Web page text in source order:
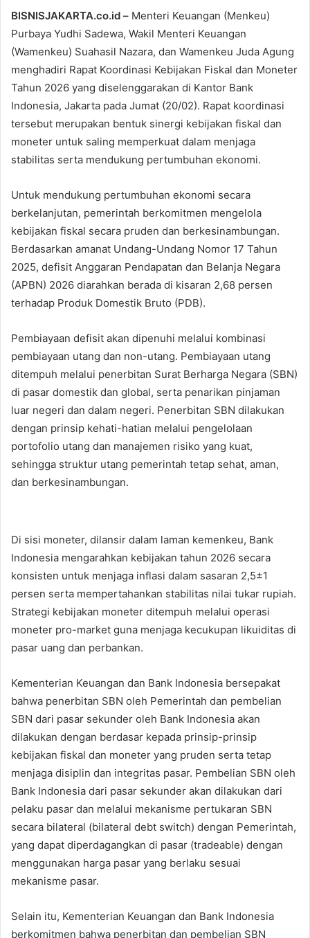
BISNISJAKARTA.co.id – Menteri Keuangan (Menkeu)
Purbaya Yudhi Sadewa, Wakil Menteri Keuangan
(Wamenkeu) Suahasil Nazara, dan Wamenkeu Juda Agung
menghadiri Rapat Koordinasi Kebijakan Fiskal dan Moneter
Tahun 2026 yang diselenggarakan di Kantor Bank
Indonesia, Jakarta pada Jumat (20/02). Rapat koordinasi
tersebut merupakan bentuk sinergi kebijakan fiskal dan
moneter untuk saling memperkuat dalam menjaga
stabilitas serta mendukung pertumbuhan ekonomi.
Untuk mendukung pertumbuhan ekonomi secara
berkelanjutan, pemerintah berkomitmen mengelola
kebijakan fiskal secara pruden dan berkesinambungan.
Berdasarkan amanat Undang-Undang Nomor 17 Tahun
2025, defisit Anggaran Pendapatan dan Belanja Negara
(APBN) 2026 diarahkan berada di kisaran 2,68 persen
terhadap Produk Domestik Bruto (PDB).
Pembiayaan defisit akan dipenuhi melalui kombinasi
pembiayaan utang dan non-utang. Pembiayaan utang
ditempuh melalui penerbitan Surat Berharga Negara (SBN)
di pasar domestik dan global, serta penarikan pinjaman
luar negeri dan dalam negeri. Penerbitan SBN dilakukan
dengan prinsip kehati-hatian melalui pengelolaan
portofolio utang dan manajemen risiko yang kuat,
sehingga struktur utang pemerintah tetap sehat, aman,
dan berkesinambungan.
Di sisi moneter, dilansir dalam laman kemenkeu, Bank
Indonesia mengarahkan kebijakan tahun 2026 secara
konsisten untuk menjaga inflasi dalam sasaran 2,5±1
persen serta mempertahankan stabilitas nilai tukar rupiah.
Strategi kebijakan moneter ditempuh melalui operasi
moneter pro-market guna menjaga kecukupan likuiditas di
pasar uang dan perbankan.
Kementerian Keuangan dan Bank Indonesia bersepakat
bahwa penerbitan SBN oleh Pemerintah dan pembelian
SBN dari pasar sekunder oleh Bank Indonesia akan
dilakukan dengan berdasar kepada prinsip-prinsip
kebijakan fiskal dan moneter yang pruden serta tetap
menjaga disiplin dan integritas pasar. Pembelian SBN oleh
Bank Indonesia dari pasar sekunder akan dilakukan dari
pelaku pasar dan melalui mekanisme pertukaran SBN
secara bilateral (bilateral debt switch) dengan Pemerintah,
yang dapat diperdagangkan di pasar (tradeable) dengan
menggunakan harga pasar yang berlaku sesuai
mekanisme pasar.
Selain itu, Kementerian Keuangan dan Bank Indonesia
berkomitmen bahwa penerbitan dan pembelian SBN